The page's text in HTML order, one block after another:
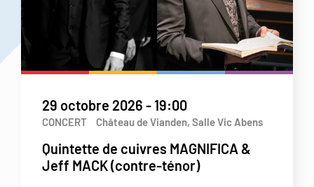
29 octobre 2026 - 19:00
CONCERT Château de Vianden, Salle Vic Abens
Quintette de cuivres MAGNIFICA &
Jeff MACK (contre-ténor)